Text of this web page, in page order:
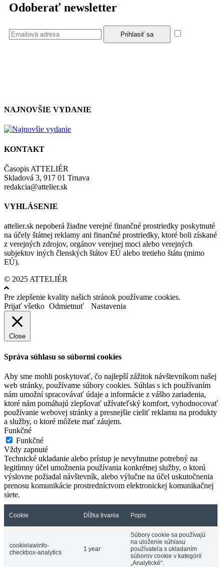
Odoberať newsletter
NAJNOVŠIE VYDANIE
KONTAKT
Časopis ATTELIÉR
Skladová 3, 917 01 Trnava
redakcia@attelier.sk
VYHLÁSENIE
attelier.sk nepoberá žiadne verejné finančné prostriedky poskytnuté
na účely štátnej reklamy ani finančné prostriedky, ktoré boli získané
z verejných zdrojov, orgánov verejnej moci alebo verejných
subjektov iných členských štátov EÚ alebo tretieho štátu (mimo
EÚ).
© 2025 ATTELIÉR
Pre zlepšenie kvality našich stránok používame cookies.
Prijať všetko Odmietnuť Nastavenia
Close
Správa súhlasu so súbormi cookies
Aby sme mohli poskytovať, čo najlepší zážitok návštevníkom našej
web stránky, používame súbory cookies. Súhlas s ich používaním
nám umožní spracovávať údaje a informácie z vášho zariadenia,
ktoré nám pomáhajú zlepšovať užívateľský komfort, vyhodnocovať
používanie webovej stránky a presnejšie cieliť reklamu na produkty
a služby, o ktoré môžete mať záujem.
Funkčné
Funkčné
Vždy zapnuté
Technické ukladanie alebo prístup je nevyhnutne potrebný na
legitímny účel umožnenia používania konkrétnej služby, o ktorú
výslovne požiadal návštevník, alebo výlučne na účel uskutočnenia
prenosu komunikácie prostredníctvom elektronickej komunikačnej
siete.
Cookie Dĺžka trvania Popis
cookielawinfo-
checkbox-analytics
1 year
Súbory cookie sa používajú
na uloženie súhlasu
používateľa s ukladaním
súborov cookie v kategórii
„Analytické“.